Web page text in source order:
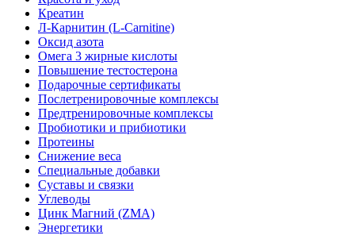
Креатин
Л-Карнитин (L-Сarnitine)
Оксид азота
Омега 3 жирные кислоты
Повышение тестостерона
Подарочные сертификаты
Послетренировочные комплексы
Предтренировочные комплексы
Пробиотики и прибиотики
Протеины
Снижение веса
Специальные добавки
Суставы и связки
Углеводы
Цинк Магний (ZMA)
Энергетики